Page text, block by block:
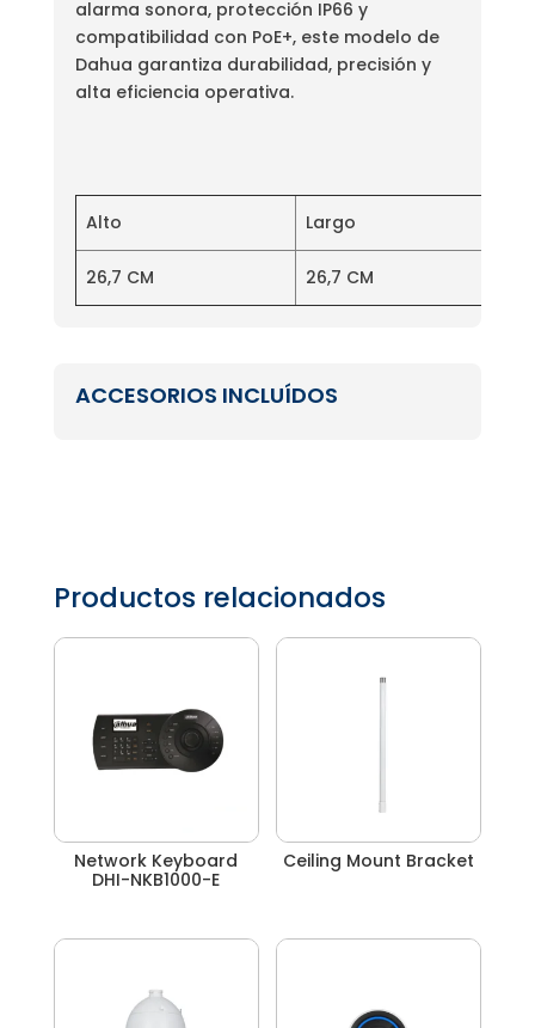
alarma sonora, protección IP66 y
compatibilidad con PoE+, este modelo de
Dahua garantiza durabilidad, precisión y
alta eficiencia operativa.
Alto Largo
26,7 CM 26,7 CM
ACCESORIOS INCLUÍDOS
Productos relacionados
Network Keyboard
DHI-NKB1000-E
Ceiling Mount Bracket